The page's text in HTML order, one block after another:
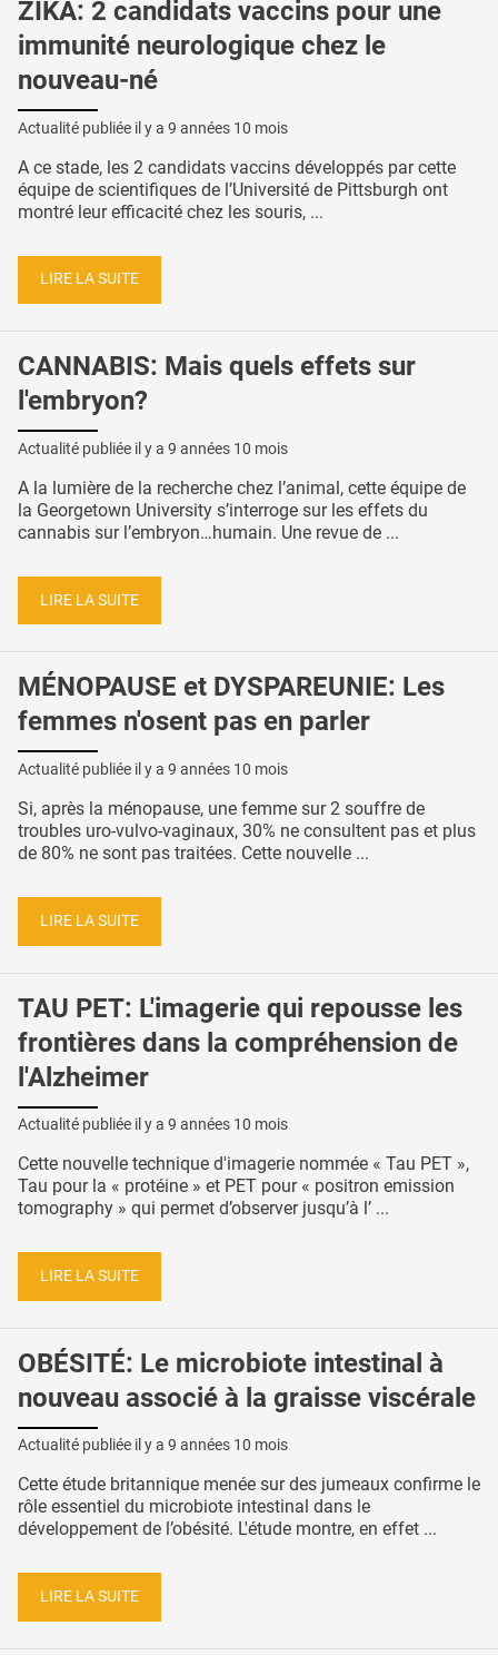
ZIKA: 2 candidats vaccins pour une
immunité neurologique chez le
nouveau-né
Actualité publiée il y a 9 années 10 mois
A ce stade, les 2 candidats vaccins développés par cette
équipe de scientifiques de l’Université de Pittsburgh ont
montré leur efficacité chez les souris, ...
LIRE LA SUITE
CANNABIS: Mais quels effets sur
l'embryon?
Actualité publiée il y a 9 années 10 mois
A la lumière de la recherche chez l’animal, cette équipe de
la Georgetown University s’interroge sur les effets du
cannabis sur l’embryon…humain. Une revue de ...
LIRE LA SUITE
MÉNOPAUSE et DYSPAREUNIE: Les
femmes n'osent pas en parler
Actualité publiée il y a 9 années 10 mois
Si, après la ménopause, une femme sur 2 souffre de
troubles uro-vulvo-vaginaux, 30% ne consultent pas et plus
de 80% ne sont pas traitées. Cette nouvelle ...
LIRE LA SUITE
TAU PET: L'imagerie qui repousse les
frontières dans la compréhension de
l'Alzheimer
Actualité publiée il y a 9 années 10 mois
Cette nouvelle technique d'imagerie nommée « Tau PET »,
Tau pour la « protéine » et PET pour « positron emission
tomography » qui permet d’observer jusqu’à l’ ...
LIRE LA SUITE
OBÉSITÉ: Le microbiote intestinal à
nouveau associé à la graisse viscérale
Actualité publiée il y a 9 années 10 mois
Cette étude britannique menée sur des jumeaux confirme le
rôle essentiel du microbiote intestinal dans le
développement de l’obésité. L'étude montre, en effet ...
LIRE LA SUITE